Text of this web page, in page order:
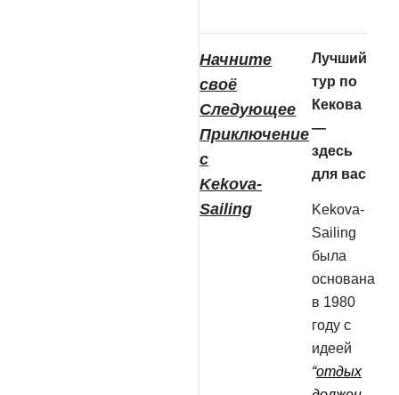
Начните
своё
Следующее
Приключение
с
Kekova-
Sailing
Лучший
тур по
Кекова
—
здесь
для вас
Kekova-
Sailing
была
основана
в 1980
году с
идеей
“отдых